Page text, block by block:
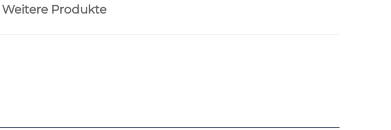
Weitere Produkte